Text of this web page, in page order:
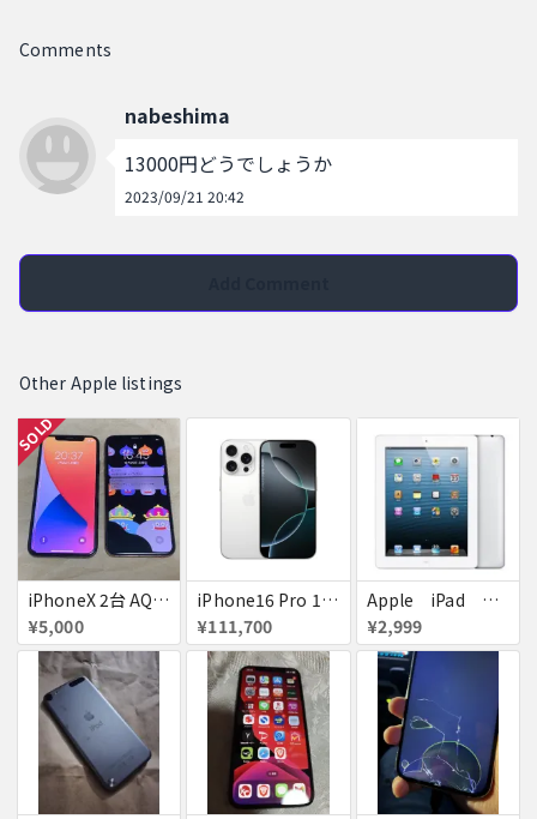
Comments
nabeshima
13000円どうでしょうか
2023/09/21 20:42
Other Apple listings
SOLD
iPhoneX 2台 AQUOSsense5g ジャンク品
¥5,000
iPhone16 Pro 128GB ホワイトチタニウム docomo 送料無料
¥111,700
Apple iPad ミニ
¥2,999